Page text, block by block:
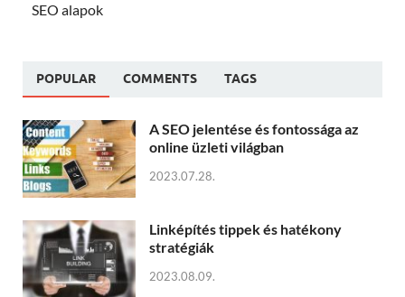
SEO alapok
POPULAR COMMENTS TAGS
A SEO jelentése és fontossága az
online üzleti világban
2023.07.28.
Linképítés tippek és hatékony
stratégiák
2023.08.09.